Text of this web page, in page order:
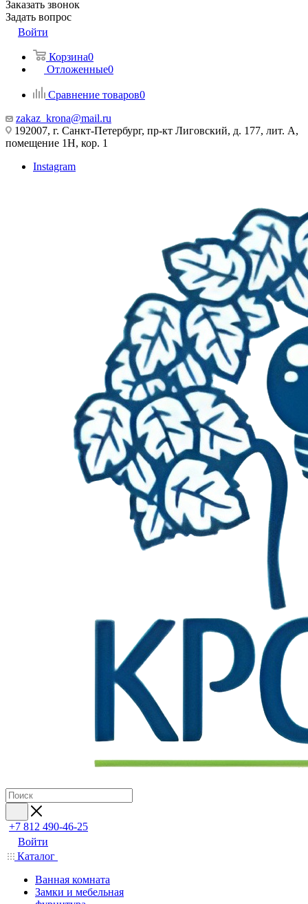
Заказать звонок
Задать вопрос
Войти
Корзина0
Отложенные0
Сравнение товаров0
zakaz_krona@mail.ru
192007, г. Санкт-Петербург, пр-кт Лиговский, д. 177, лит. А,
помещение 1Н, кор. 1
Instagram
+7 812 490-46-25
Войти
Каталог
Ванная комната
Замки и мебельная